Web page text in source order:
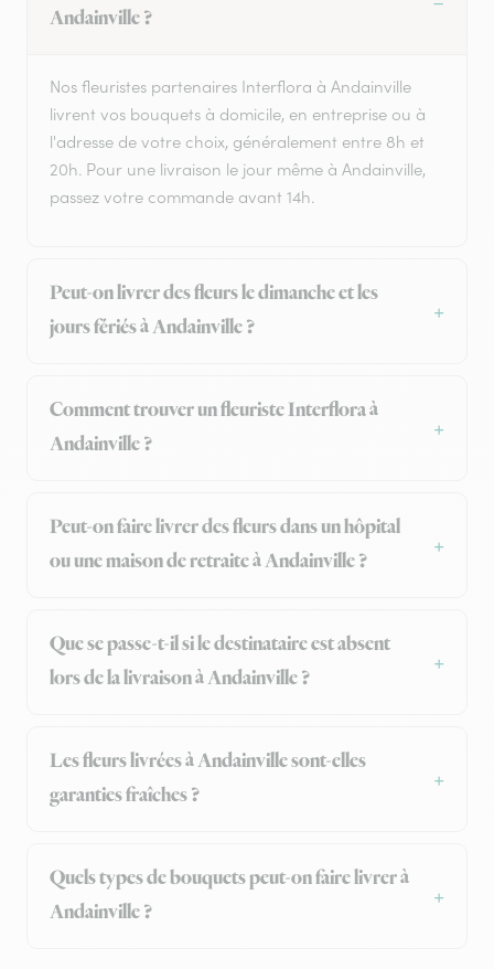
Andainville ?
Nos fleuristes partenaires Interflora à Andainville
livrent vos bouquets à domicile, en entreprise ou à
l'adresse de votre choix, généralement entre 8h et
20h. Pour une livraison le jour même à Andainville,
passez votre commande avant 14h.
Peut-on livrer des fleurs le dimanche et les
jours fériés à Andainville ?
Comment trouver un fleuriste Interflora à
Andainville ?
Peut-on faire livrer des fleurs dans un hôpital
ou une maison de retraite à Andainville ?
Que se passe-t-il si le destinataire est absent
lors de la livraison à Andainville ?
Les fleurs livrées à Andainville sont-elles
garanties fraîches ?
Quels types de bouquets peut-on faire livrer à
Andainville ?